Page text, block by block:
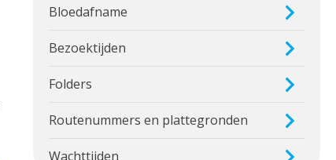
Bloedafname
Bezoektijden
Folders
Routenummers en plattegronden
Wachttijden